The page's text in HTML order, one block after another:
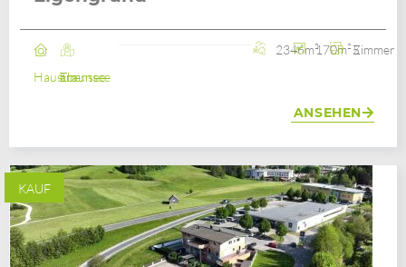
HausEbensee am Traunsee
2346m²170m²5 Zimmer
ANSEHEN
KAUF